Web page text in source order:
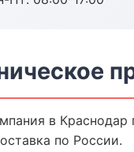
в Краснодар
по России.